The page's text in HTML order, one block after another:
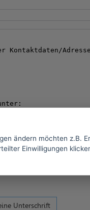
Unterschrift
ändern möchten z.B.
Einwilligungen